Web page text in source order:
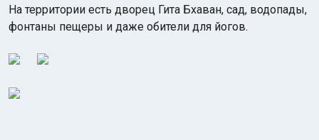
На территории есть дворец Гита Бхаван, сад, водопады,
фонтаны пещеры и даже обители для йогов.